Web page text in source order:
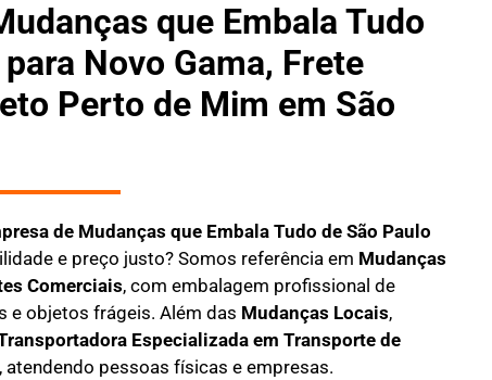
que Embala Tudo
Novo Gama, Frete
Perto de Mim em São
de Mudanças que Embala Tudo de São Paulo
e preço justo? Somos referência em Mudanças
Comerciais, com embalagem profissional de
e objetos frágeis. Além das Mudanças Locais,
Especializada em Transporte de
, atendendo pessoas físicas e empresas.